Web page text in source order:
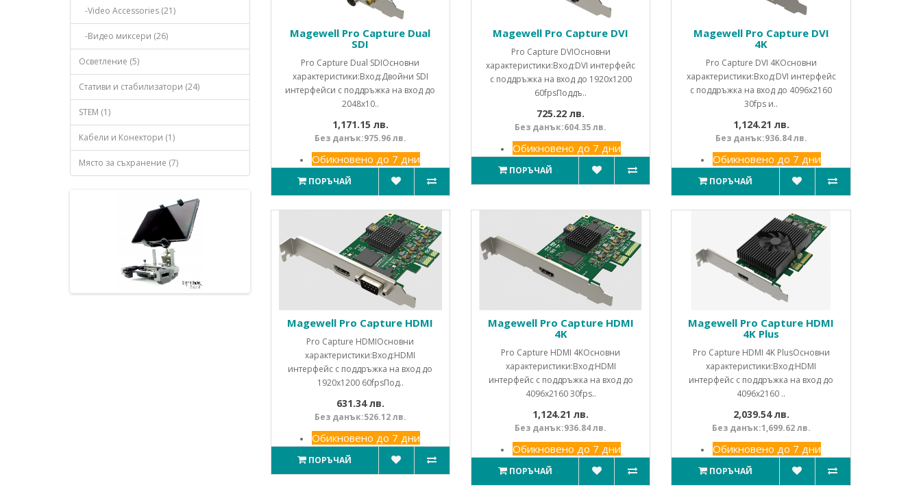
-Video Accessories (21)
-Видео миксери (26)
Осветление (5)
Стативи и стабилизатори (24)
STEM (1)
Кабели и Конектори (1)
Място за съхранение (7)
Magewell Pro Capture Dual
SDI
Pro Capture Dual SDIОсновни
характеристики:Вход:Двойни SDI
интерфейси с поддръжка на вход до
2048x10..
1,171.15 лв.
Без данък:975.96 лв.
Обикновено до 7 дни
ПОРЪЧАЙ
Magewell Pro Capture DVI
Pro Capture DVIОсновни
характеристики:Вход:DVI интерфейс
с поддръжка на вход до 1920x1200
60fpsПоддъ..
725.22 лв.
Без данък:604.35 лв.
Обикновено до 7 дни
ПОРЪЧАЙ
Magewell Pro Capture DVI
4K
Pro Capture DVI 4KОсновни
характеристики:Вход:DVI интерфейс
с поддръжка на вход до 4096x2160
30fps и..
1,124.21 лв.
Без данък:936.84 лв.
Обикновено до 7 дни
ПОРЪЧАЙ
Magewell Pro Capture HDMI
Pro Capture HDMIОсновни
характеристики:Вход:HDMI
интерфейс с поддръжка на вход до
1920x1200 60fpsПод..
631.34 лв.
Без данък:526.12 лв.
Обикновено до 7 дни
ПОРЪЧАЙ
Magewell Pro Capture HDMI
4K
Pro Capture HDMI 4KОсновни
характеристики:Вход:HDMI
интерфейс с поддръжка на вход до
4096x2160 30fps..
1,124.21 лв.
Без данък:936.84 лв.
Обикновено до 7 дни
ПОРЪЧАЙ
Magewell Pro Capture HDMI
4K Plus
Pro Capture HDMI 4K PlusОсновни
характеристики:Вход:HDMI
интерфейс с поддръжка на вход до
4096x2160 ..
2,039.54 лв.
Без данък:1,699.62 лв.
Обикновено до 7 дни
ПОРЪЧАЙ